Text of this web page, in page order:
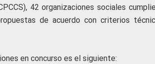
42 organizaciones sociales
de acuerdo con criterios
en concurso es el siguiente: